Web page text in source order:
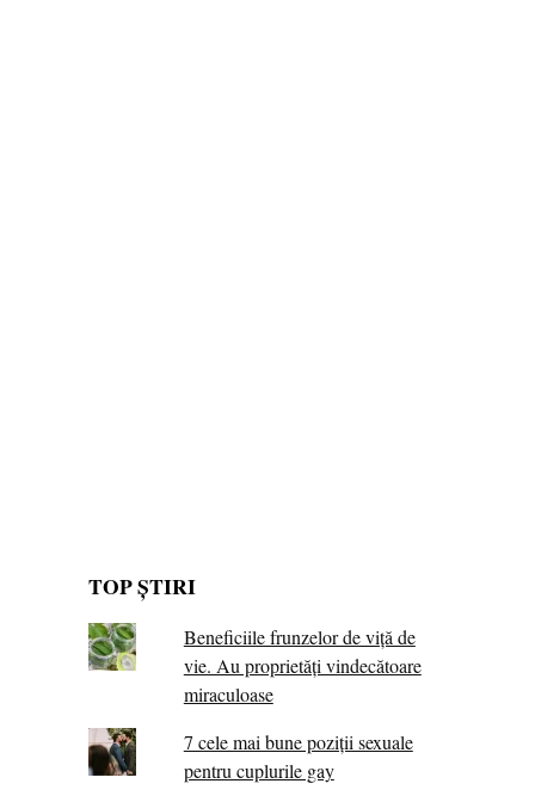
TOP ȘTIRI
Beneficiile frunzelor de viță de
vie. Au proprietăţi vindecătoare
miraculoase
7 cele mai bune poziții sexuale
pentru cuplurile gay